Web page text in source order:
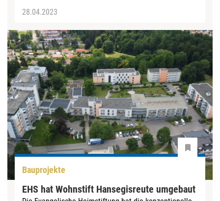
28.04.2023
Bauprojekte
EHS hat Wohnstift Hansegisreute umgebaut